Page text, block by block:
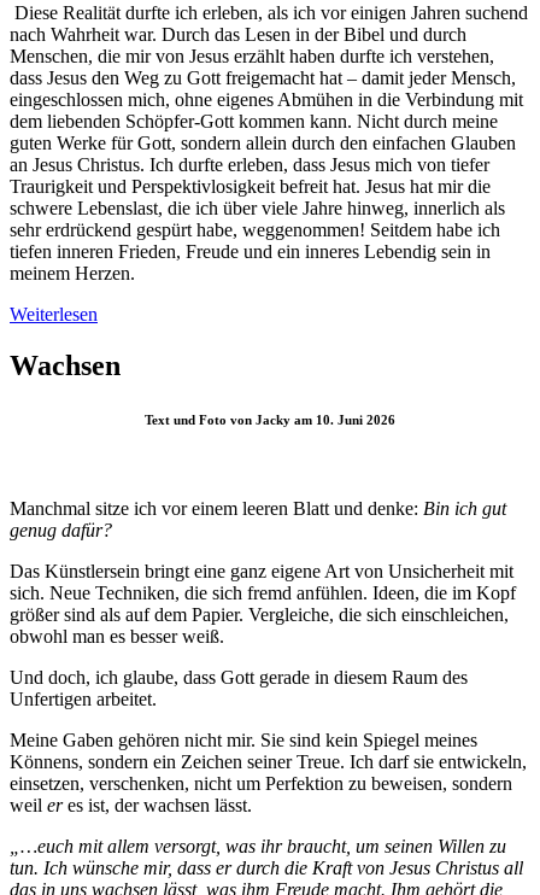
Diese Realität durfte ich erleben, als ich vor einigen Jahren suchend
nach Wahrheit war. Durch das Lesen in der Bibel und durch
Menschen, die mir von Jesus erzählt haben durfte ich verstehen,
dass Jesus den Weg zu Gott freigemacht hat – damit jeder Mensch,
eingeschlossen mich, ohne eigenes Abmühen in die Verbindung mit
dem liebenden Schöpfer-Gott kommen kann. Nicht durch meine
guten Werke für Gott, sondern allein durch den einfachen Glauben
an Jesus Christus. Ich durfte erleben, dass Jesus mich von tiefer
Traurigkeit und Perspektivlosigkeit befreit hat. Jesus hat mir die
schwere Lebenslast, die ich über viele Jahre hinweg, innerlich als
sehr erdrückend gespürt habe, weggenommen! Seitdem habe ich
tiefen inneren Frieden, Freude und ein inneres Lebendig sein in
meinem Herzen.
Weiterlesen
Wachsen
Text und Foto von Jacky am 10. Juni 2026
Manchmal sitze ich vor einem leeren Blatt und denke: Bin ich gut
genug dafür?
Das Künstlersein bringt eine ganz eigene Art von Unsicherheit mit
sich. Neue Techniken, die sich fremd anfühlen. Ideen, die im Kopf
größer sind als auf dem Papier. Vergleiche, die sich einschleichen,
obwohl man es besser weiß.
Und doch, ich glaube, dass Gott gerade in diesem Raum des
Unfertigen arbeitet.
Meine Gaben gehören nicht mir. Sie sind kein Spiegel meines
Könnens, sondern ein Zeichen seiner Treue. Ich darf sie entwickeln,
einsetzen, verschenken, nicht um Perfektion zu beweisen, sondern
weil eres ist, der wachsen lässt.
„…euch mit allem versorgt, was ihr braucht, um seinen Willen zu
tun. Ich wünsche mir, dass er durch die Kraft von Jesus Christus all
das in uns wachsen lässt, was ihm Freude macht. Ihm gehört die